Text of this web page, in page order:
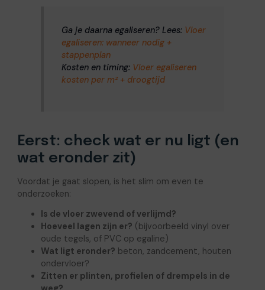
Ga je daarna egaliseren? Lees: Vloer
egaliseren: wanneer nodig +
stappenplan
Kosten en timing: Vloer egaliseren
kosten per m² + droogtijd
Eerst: check wat er nu ligt (en
wat eronder zit)
Voordat je gaat slopen, is het slim om even te
onderzoeken:
Is de vloer zwevend of verlijmd?
Hoeveel lagen zijn er? (bijvoorbeeld vinyl over
oude tegels, of PVC op egaline)
Wat ligt eronder? beton, zandcement, houten
ondervloer?
Zitten er plinten, profielen of drempels in de